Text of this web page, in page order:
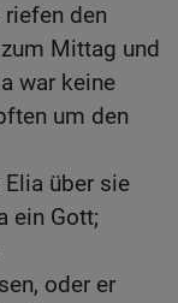
den
Mittag und
war keine
um den
über sie
ein Gott;
oder er